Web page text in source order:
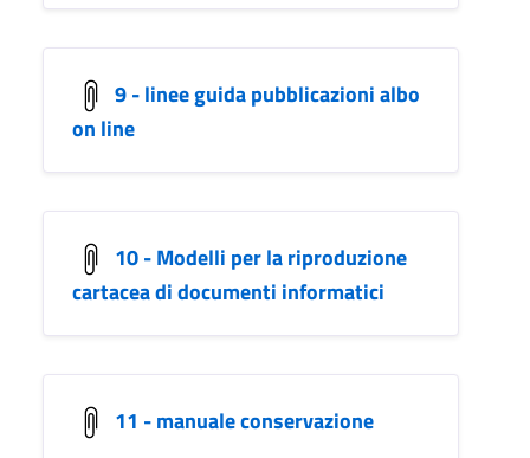
9 - linee guida pubblicazioni albo
on line
10 - Modelli per la riproduzione
cartacea di documenti informatici
11 - manuale conservazione